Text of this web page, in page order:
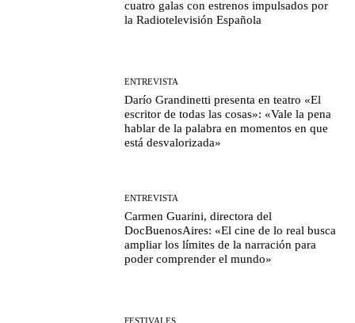
cuatro galas con estrenos impulsados por
la Radiotelevisión Española
ENTREVISTA
Darío Grandinetti presenta en teatro «El
escritor de todas las cosas»: «Vale la pena
hablar de la palabra en momentos en que
está desvalorizada»
ENTREVISTA
Carmen Guarini, directora del
DocBuenosAires: «El cine de lo real busca
ampliar los límites de la narración para
poder comprender el mundo»
FESTIVALES